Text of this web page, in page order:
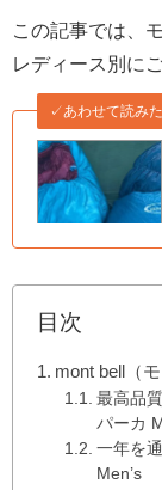
この記事では、
レディース別に
✓あわせて読み
目次
mont bell（
最高品
パーカ
一年を
Men’s